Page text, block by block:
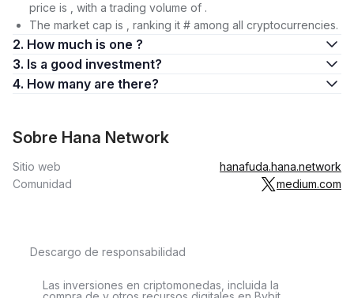
price is , with a trading volume of .
The market cap is , ranking it # among all cryptocurrencies.
2. How much is one ?
3. Is a good investment?
4. How many are there?
Sobre Hana Network
Sitio web
hanafuda.hana.network
Comunidad
medium.com
Descargo de responsabilidad
Las inversiones en criptomonedas, incluida la